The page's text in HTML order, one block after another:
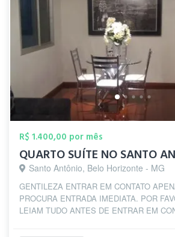
R$ 1.400,00 por mês
QUARTO SUÍTE NO SANTO
Santo Antônio, Belo Horizonte - MG
GENTILEZA ENTRAR EM CONTATO
PROCURA ENTRADA IMEDIATA. POR
LEIAM TUDO ANTES DE ENTRAR EM